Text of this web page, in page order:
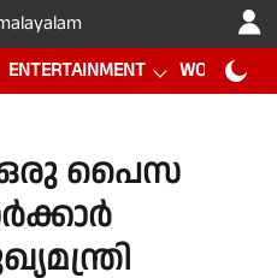
ENTERTAINMENT WORLD CUP
ഒരു പൈസ